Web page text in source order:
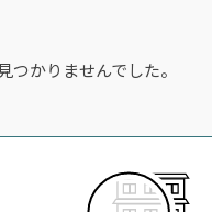
つかりませんでした。